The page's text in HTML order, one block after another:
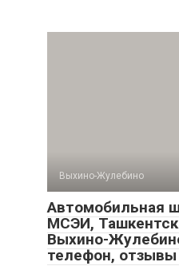
Выхино-Жулебино
Автомобильная
МСЭИ,
Выхино-
телефон,